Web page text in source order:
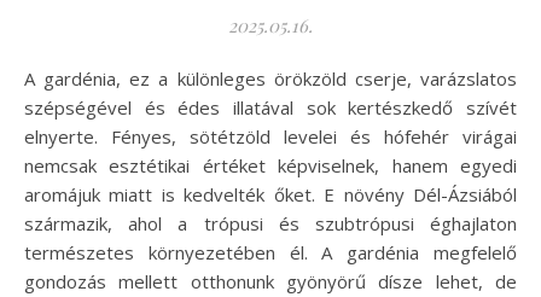
2025.05.16.
A gardénia, ez a különleges örökzöld cserje, varázslatos
szépségével és édes illatával sok kertészkedő szívét
elnyerte. Fényes, sötétzöld levelei és hófehér virágai
nemcsak esztétikai értéket képviselnek, hanem egyedi
aromájuk miatt is kedvelték őket. E növény Dél-Ázsiából
származik, ahol a trópusi és szubtrópusi éghajlaton
természetes környezetében él. A gardénia megfelelő
gondozás mellett otthonunk gyönyörű dísze lehet, de